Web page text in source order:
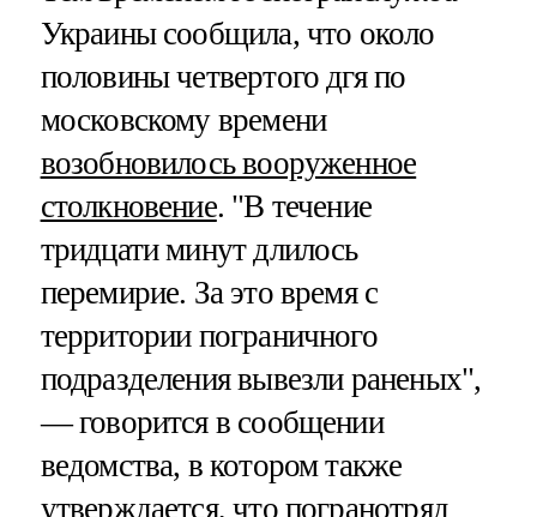
Украины сообщила, что около
половины четвертого дгя по
московскому времени
возобновилось вооруженное
столкновение. "В течение
тридцати минут длилось
перемирие. За это время с
территории пограничного
подразделения вывезли раненых",
— говорится в сообщении
ведомства, в котором также
утверждается, что погранотряд